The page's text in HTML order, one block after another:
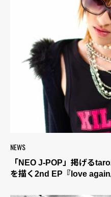
NEWS
「NEO J-POP」掲げる
を描く2nd EP『love